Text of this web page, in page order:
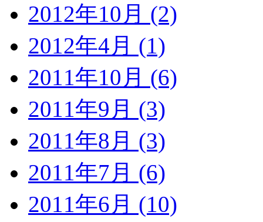
2012年10月 (2)
2012年4月 (1)
2011年10月 (6)
2011年9月 (3)
2011年8月 (3)
2011年7月 (6)
2011年6月 (10)